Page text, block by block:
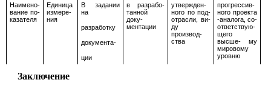
Наимено-
вание по-
казателя
Единица
измере-
ния
В задании
на
разработку
документа-
ции
в разрабо-
танной
доку-
ментации
утвержден-
ного по под-
отрасли, ви-
ду
производ-
ства
прогрессив-
ного проекта
-аналога, со-
ответствую-
щего
высше- му
мировому
уровню
Заключение